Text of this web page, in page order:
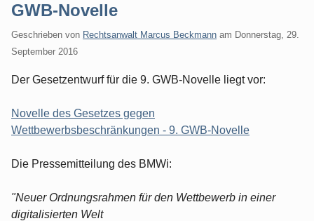
GWB-Novelle
Geschrieben von Rechtsanwalt Marcus Beckmann am Donnerstag, 29.
September 2016
Der Gesetzentwurf für die 9. GWB-Novelle liegt vor:
Novelle des Gesetzes gegen
Wettbewerbsbeschränkungen - 9. GWB-Novelle
Die Pressemitteilung des BMWi:
"Neuer Ordnungsrahmen für den Wettbewerb in einer
digitalisierten Welt